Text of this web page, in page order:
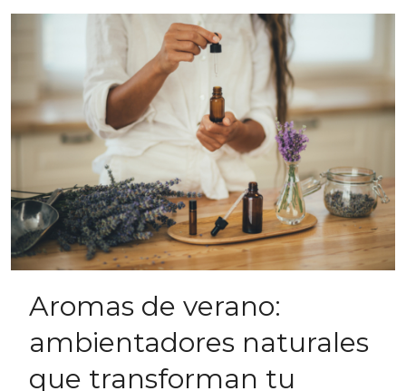
Aromas de verano:
ambientadores naturales
que transforman tu